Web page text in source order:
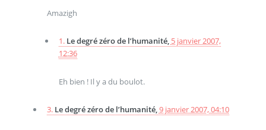
Amazigh
1. Le degré zéro de l’humanité, 5 janvier 2007,
12:36
Eh bien ! Il y a du boulot.
3. Le degré zéro de l’humanité,9 janvier 2007, 04:10